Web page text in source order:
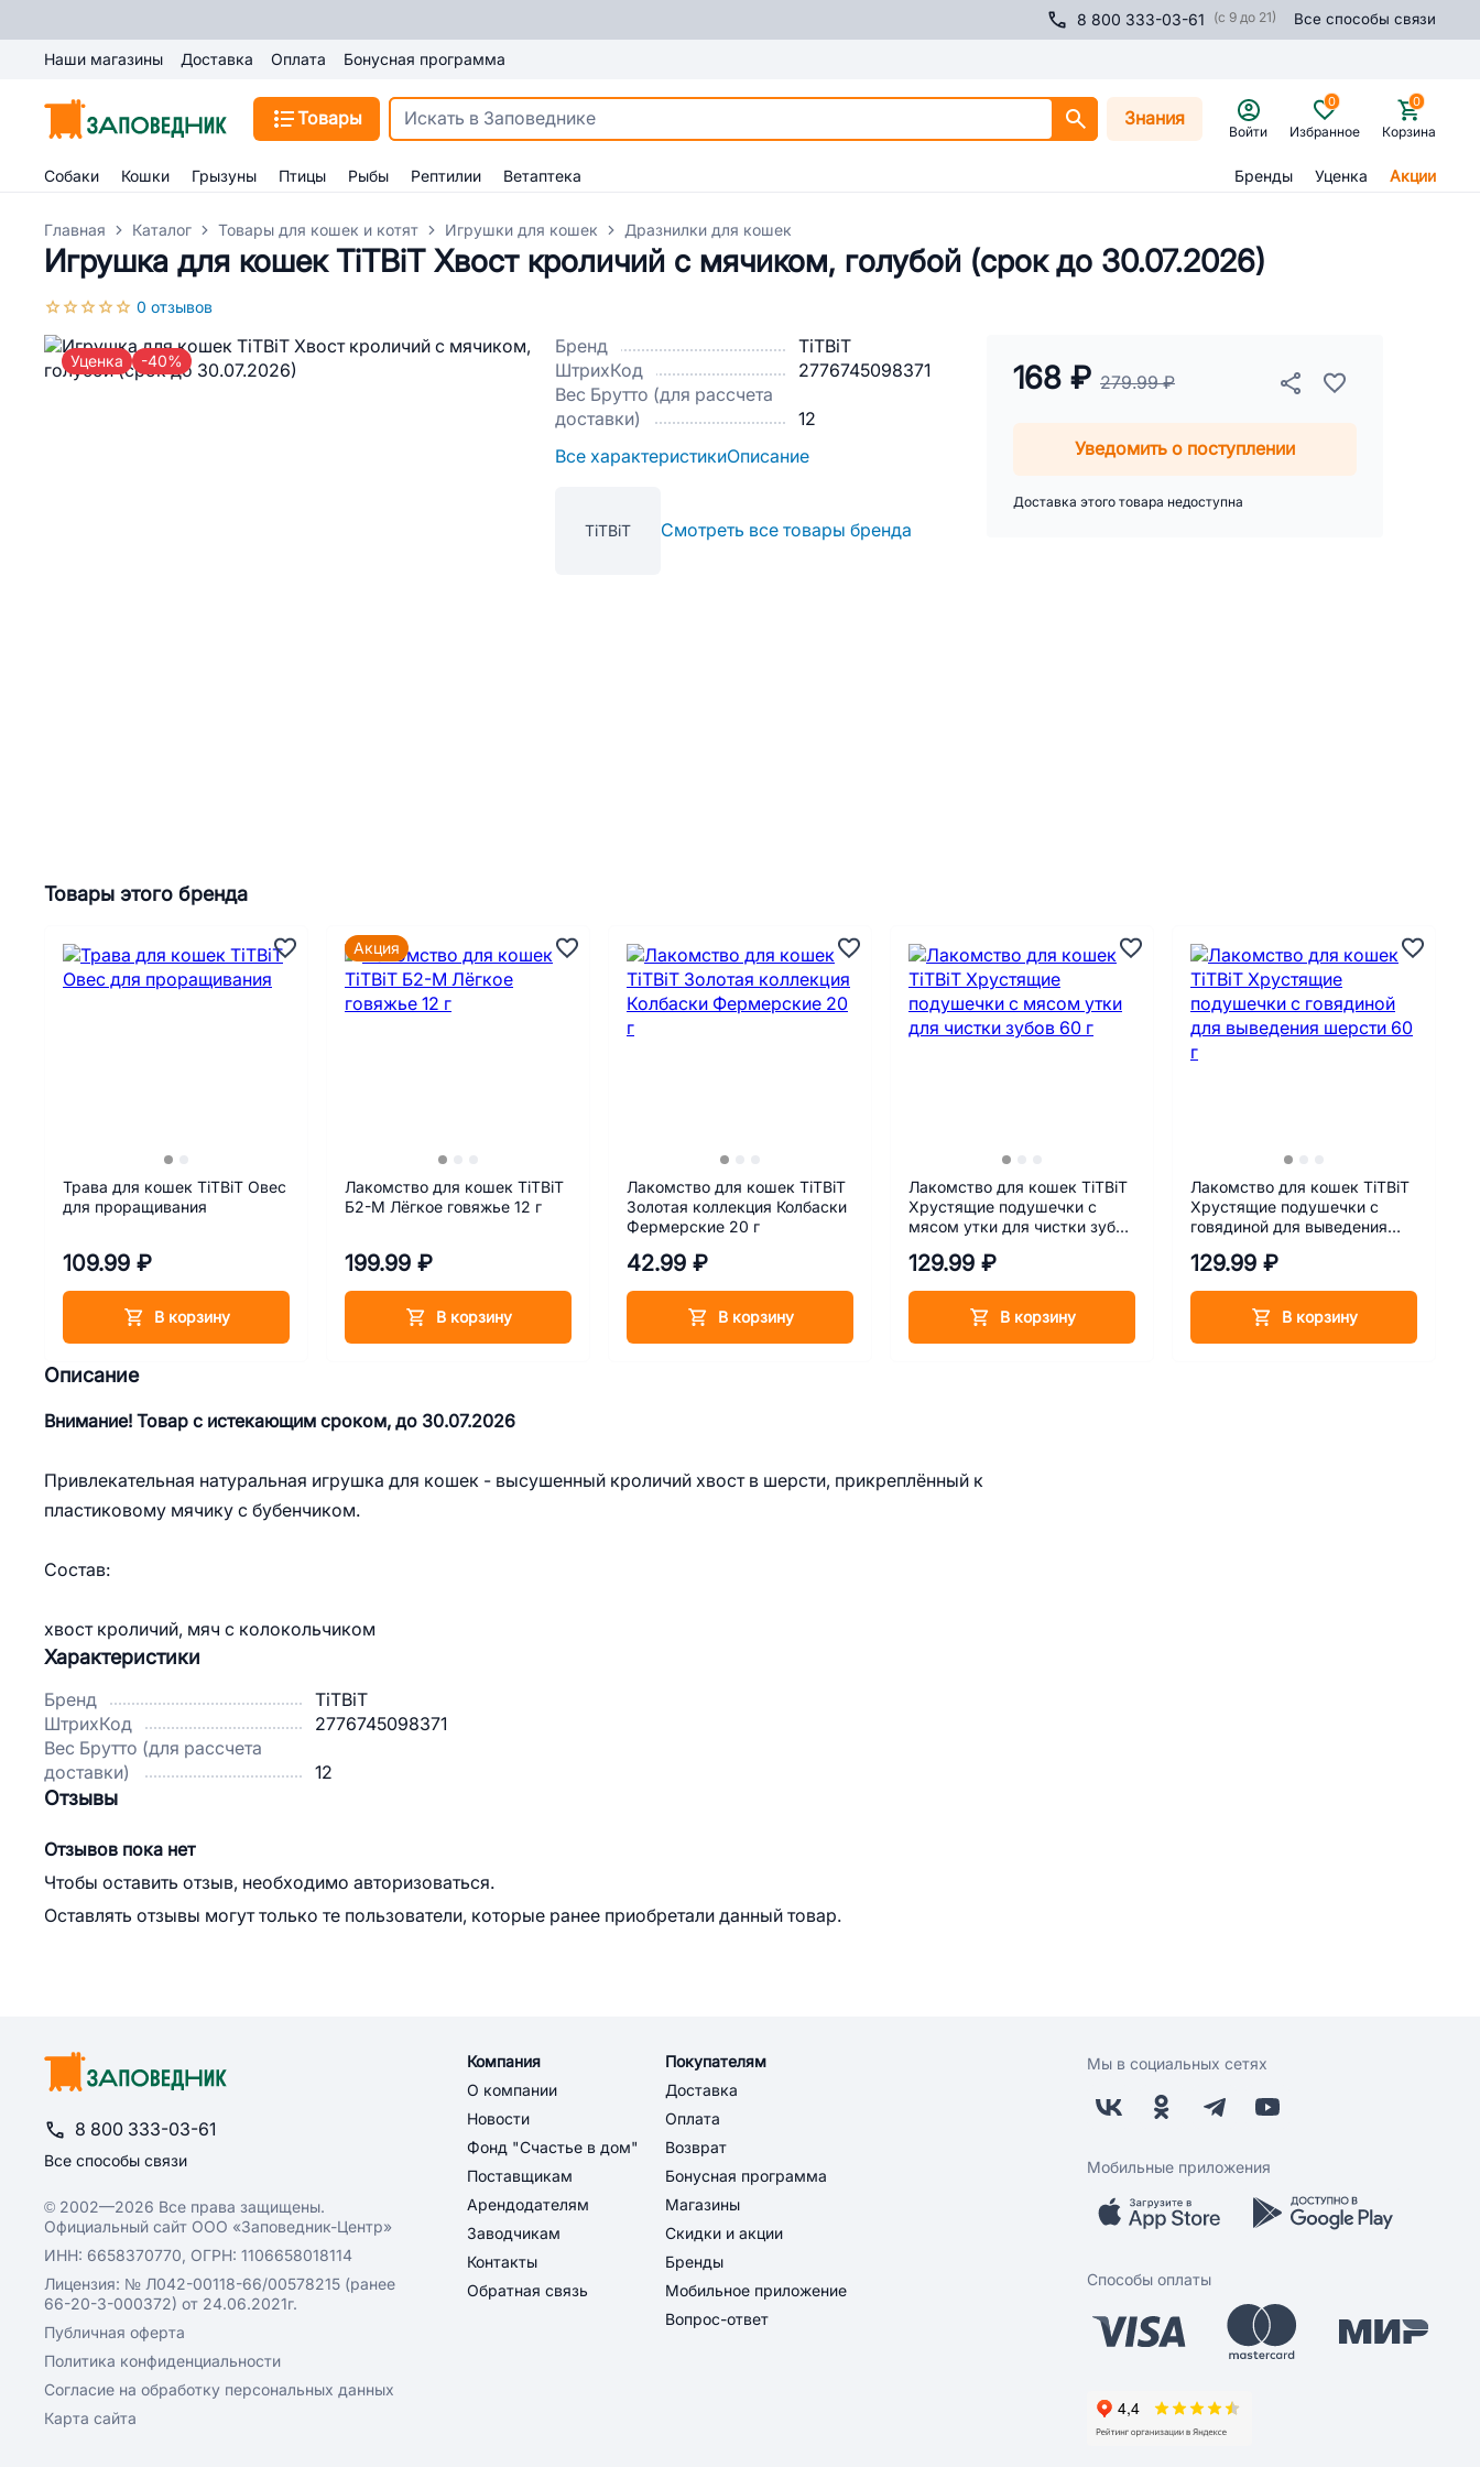
8 800 333-03-61 (с 9 до 21) Все способы связи
Наши магазины Доставка Оплата Бонусная программа
Товары Знания
Войти Избранное
0
Корзина
0
Собаки Кошки Грызуны Птицы Рыбы Рептилии Ветаптека Бренды Уценка Акции
Главная Каталог Товары для кошек и котят Игрушки для кошек Дразнилки для кошек
Игрушка для кошек TiTBiT Хвост кроличий с мячиком, голубой (срок до 30.07.2026)
0 отзывов
Уценка -40%
Бренд
TiTBiT
ШтрихКод
2776745098371
Вес Брутто (для рассчета
доставки)
12
Все характеристикиОписание
TiTBiT Смотреть все товары бренда
168 ₽ 279.99 ₽
Уведомить о поступлении
Доставка этого товара недоступна
Описание
Внимание! Товар с истекающим сроком, до 30.07.2026
Привлекательная натуральная игрушка для кошек - высушенный кроличий хвост в шерсти, прикреплённый к
пластиковому мячику с бубенчиком.
Состав:
хвост кроличий, мяч с колокольчиком
Товары этого бренда
Трава для кошек TiTBiT Овес
для проращивания
109.99 ₽
В корзину
Лакомство для кошек TiTBiT
Б2-М Лёгкое говяжье 12 г
199.99 ₽
В корзину
Акция
Лакомство для кошек TiTBiT
Золотая коллекция Колбаски
Фермерские 20 г
42.99 ₽
В корзину
Лакомство для кошек TiTBiT
Хрустящие подушечки с
мясом утки для чистки зубов
129.99 ₽
В корзину
Лакомство для кошек TiTBiT
Хрустящие подушечки с
говядиной для выведения
129.99 ₽
В корзину
Характеристики
Бренд
TiTBiT
ШтрихКод
2776745098371
Вес Брутто (для рассчета
доставки)
12
Отзывы
Отзывов пока нет
Чтобы оставить отзыв, необходимо авторизоваться.
Оставлять отзывы могут только те пользователи, которые ранее приобретали данный товар.
8 800 333-03-61
Все способы связи
© 2002—2026 Все права защищены.
Официальный сайт ООО «Заповедник-Центр»
ИНН: 6658370770, ОГРН: 1106658018114
Лицензия: № Л042-00118-66/00578215 (ранее
66-20-3-000372) от 24.06.2021г.
Публичная оферта
Политика конфиденциальности
Согласие на обработку персональных данных
Карта сайта
Компания
О компании
Новости
Фонд "Счастье в дом"
Поставщикам
Арендодателям
Заводчикам
Контакты
Обратная связь
Покупателям
Доставка
Оплата
Возврат
Бонусная программа
Магазины
Скидки и акции
Бренды
Мобильное приложение
Вопрос-ответ
Мы в социальных сетях
Мобильные приложения
Способы оплаты